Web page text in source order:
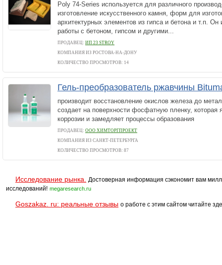
Poly 74-Series используется для различного
изготовление искусственного камня, форм для
архитектурных элементов из гипса и бетона и т.п.
работы с бетоном, гипсом и другими...
ПРОДАВЕЦ: ИП 23 STROY
КОМПАНИЯ ИЗ РОСТОВА-НА-ДОНУ
КОЛИЧЕСТВО ПРОСМОТРОВ: 14
Гель-преобразователь ржавчины
производит восстановление окислов железа до
создает на поверхности фосфатную пленку, которая
коррозии и замедляет процессы образования
ПРОДАВЕЦ: ООО ХИМТОРГПРОЕКТ
КОМПАНИЯ ИЗ САНКТ-ПЕТЕРБУРГА
КОЛИЧЕСТВО ПРОСМОТРОВ: 87
Исследование рынка.
Достоверная информация сэкономит вам
исследований! megaresearch.ru
Goszakaz. ru: реальные отзывы о работе с этим сайтом читайте